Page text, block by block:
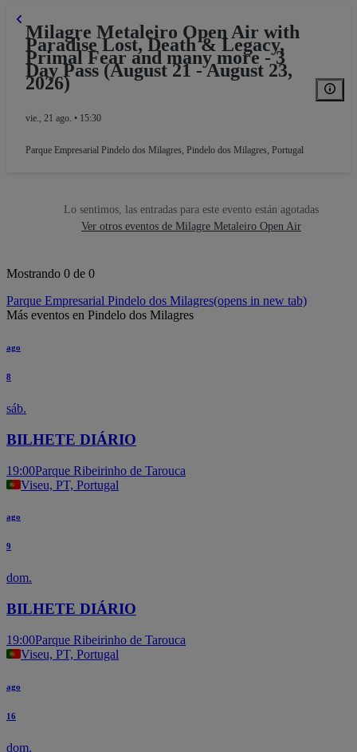
Milagre Metaleiro Open Air with
Paradise Lost, Death & Legacy,
Primal Fear and many more - 3
Day Pass (August 21 - August 23,
2026)
vie., 21 ago. • 15:30
Parque Empresarial Pindelo dos Milagres, Pindelo dos Milagres, Portugal
Lo sentimos, las entradas para este evento están agotadas
Ver otros eventos de Milagre Metaleiro Open Air
Mostrando 0 de 0
Parque Empresarial Pindelo dos Milagres(opens in new tab)
Más eventos en Pindelo dos Milagres
ago
8
sáb.
BILHETE DIÁRIO
19:00Parque Ribeirinho de Tarouca
Viseu, PT, Portugal
ago
9
dom.
BILHETE DIÁRIO
19:00Parque Ribeirinho de Tarouca
Viseu, PT, Portugal
ago
16
dom.